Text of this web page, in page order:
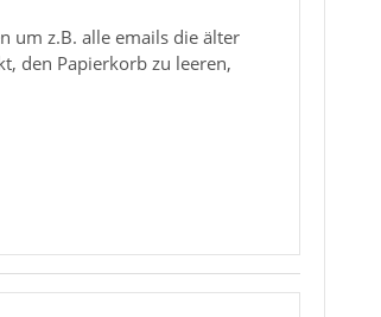
um z.B. alle emails die älter
den Papierkorb zu leeren,